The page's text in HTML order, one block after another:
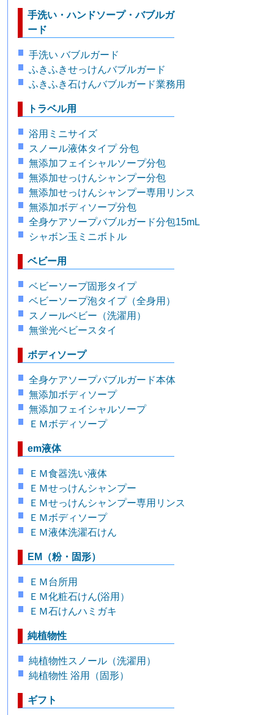
手洗い・ハンドソープ・バブルガ
ード
手洗い バブルガード
ふきふきせっけんバブルガード
ふきふき石けんバブルガード業務用
トラベル用
浴用ミニサイズ
スノール液体タイプ 分包
無添加フェイシャルソープ分包
無添加せっけんシャンプー分包
無添加せっけんシャンプー専用リンス
無添加ボディソープ分包
全身ケアソープバブルガード分包15mL
シャボン玉ミニボトル
ベビー用
ベビーソープ固形タイプ
ベビーソープ泡タイプ（全身用）
スノールベビー（洗濯用）
無蛍光ベビースタイ
ボディソープ
全身ケアソープバブルガード本体
無添加ボディソープ
無添加フェイシャルソープ
ＥＭボディソープ
em液体
ＥＭ食器洗い液体
ＥＭせっけんシャンプー
ＥＭせっけんシャンプー専用リンス
ＥＭボディソープ
ＥＭ液体洗濯石けん
EM（粉・固形）
ＥＭ台所用
ＥＭ化粧石けん(浴用）
ＥＭ石けんハミガキ
純植物性
純植物性スノール（洗濯用）
純植物性 浴用（固形）
ギフト